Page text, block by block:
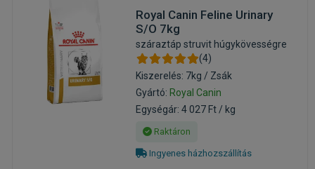
Royal Canin Feline Urinary
S/O 7kg
száraztáp struvit húgykövességre
(4)
Kiszerelés: 7kg / Zsák
Gyártó: Royal Canin
Egységár: 4 027 Ft / kg
Raktáron
Ingyenes házhozszállítás